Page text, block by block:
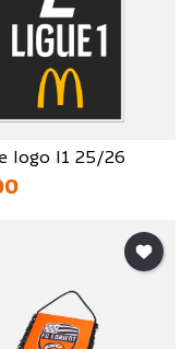
logo l1 25/26